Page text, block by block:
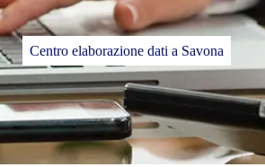
Centro elaborazione dati a Savona